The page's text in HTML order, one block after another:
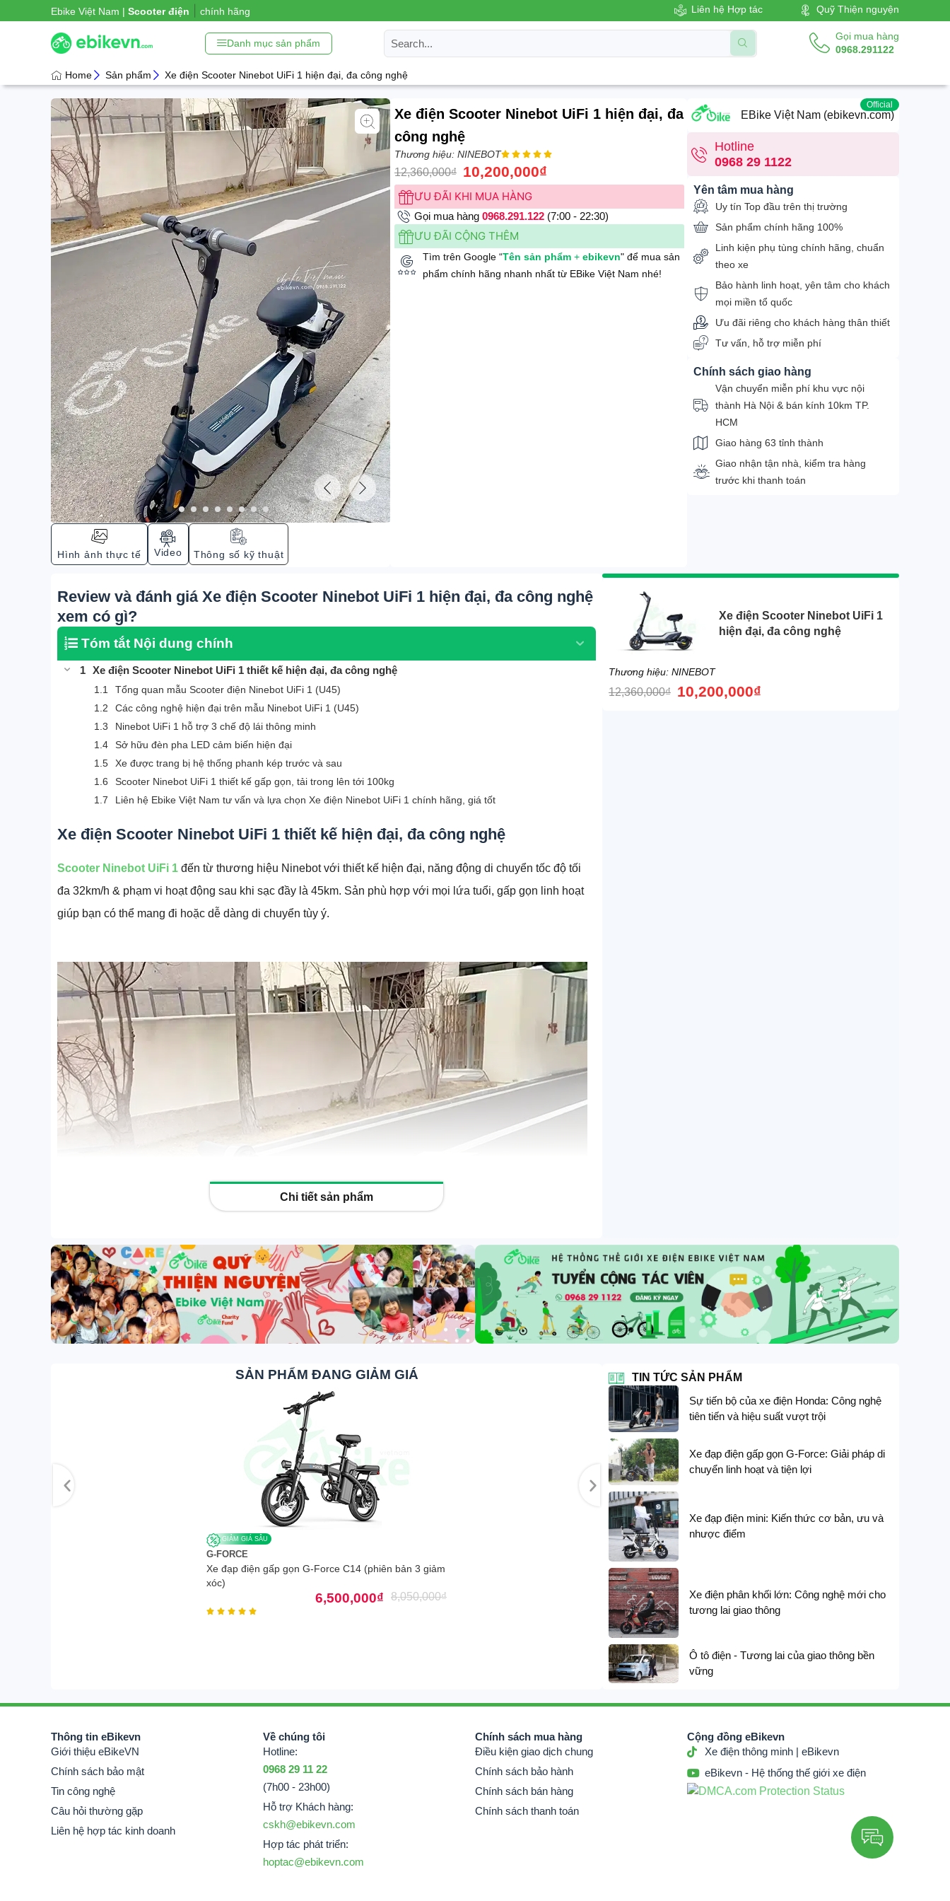
Ebike Việt Nam | Xe đạp trợ lự chính hãng Liên hệ Hợp tác Quỹ Thiện nguyện
Danh mục sản phẩm
Tất cả sản phẩm
Xe đạp trợ lực G-Force
Xe đạp trợ lực Coswheel
Xe đạp trợ lực Phoenix
Xe đạp trợ lực điện khác
eScooter | Scooter sân
GOLF
Xe điện 3 & 4 bánh
Xe đạp | Xe đạp gấp
Phụ kiện xe
Gọi mua hàng
0968.291122
Home Sản phẩm Xe điện Scooter Ninebot UiFi 1 hiện đại, đa công nghệ
Hình ảnh thực tế Video Thông số kỹ thuật
Xe điện Scooter Ninebot UiFi 1 hiện đại, đa
công nghệ
Thương hiệu: NINEBOT    
12,360,000₫ 10,200,000₫
ƯU ĐÃI KHI MUA HÀNG
Gọi mua hàng 0968.291.122(7:00 - 22:30)
ƯU ĐÃI CỘNG THÊM
Tìm trên Google “Tên sản phẩm + ebikevn" để mua sản
phẩm chính hãng nhanh nhất từ EBike Việt Nam nhé!
EBike Việt Nam (ebikevn.com)
Official
Hotline
0968 29 1122
Yên tâm mua hàng
Uy tín Top đầu trên thị trường
Sản phẩm chính hãng 100%
Linh kiện phụ tùng chính hãng, chuẩn
theo xe
Bảo hành linh hoạt, yên tâm cho khách
mọi miền tổ quốc
Ưu đãi riêng cho khách hàng thân thiết
Tư vấn, hỗ trợ miễn phí
Chính sách giao hàng
Vận chuyển miễn phí khu vực nội
thành Hà Nội & bán kính 10km TP.
HCM
Giao hàng 63 tỉnh thành
Giao nhận tận nhà, kiểm tra hàng
trước khi thanh toán
Review và đánh giá Xe điện Scooter Ninebot UiFi 1 hiện đại, đa công nghệ
xem có gì?
Tóm tắt Nội dung chính
Xe điện Scooter Ninebot UiFi 1 thiết kế hiện đại, đa công nghệ
Tổng quan mẫu Scooter điện Ninebot UiFi 1 (U45)
Các công nghệ hiện đại trên mẫu Ninebot UiFi 1 (U45)
Ninebot UiFi 1 hỗ trợ 3 chế độ lái thông minh
Sở hữu đèn pha LED cảm biến hiện đại
Xe được trang bị hệ thống phanh kép trước và sau
Scooter Ninebot UiFi 1 thiết kế gấp gọn, tải trong lên tới 100kg
Liên hệ Ebike Việt Nam tư vấn và lựa chọn Xe điện Ninebot UiFi 1 chính hãng, giá tốt
Xe điện Scooter Ninebot UiFi 1 thiết kế hiện đại, đa công nghệ
Scooter Ninebot UiFi 1 đến từ thương hiệu Ninebot với thiết kế hiện đại, năng động di chuyển tốc độ tối
đa 32km/h & phạm vi hoạt động sau khi sạc đầy là 45km. Sản phù hợp với mọi lứa tuổi, gấp gọn linh hoạt
giúp bạn có thể mang đi hoặc dễ dàng di chuyển tùy ý.
Chi tiết sản phẩm
Xe điện Scooter Ninebot UiFi 1
hiện đại, đa công nghệ
Thương hiệu: NINEBOT
12,360,000₫ 10,200,000₫
SẢN PHẨM ĐANG GIẢM GIÁ
GIẢM GIÁ SÂU
G-FORCE
Xe đạp điện gấp gọn G-Force C14 (phiên bản 3 giảm
xóc)
8,050,000₫
6,500,000₫
    
14,200,000
  
TIN TỨC SẢN PHẨM
Sự tiến bộ của xe điện Honda: Công nghệ
tiên tiến và hiệu suất vượt trội
Xe đạp điện gấp gọn G-Force: Giải pháp di
chuyển linh hoạt và tiện lợi
Xe đạp điện mini: Kiến thức cơ bản, ưu và
nhược điểm
Xe điện phân khối lớn: Công nghệ mới cho
tương lai giao thông
Ô tô điện - Tương lai của giao thông bền
vững
Thông tin eBikevn
Giới thiệu eBikeVN
Chính sách bảo mật
Tin công nghệ
Câu hỏi thường gặp
Liên hệ hợp tác kinh doanh
Về chúng tôi
Hotline:
0968 29 11 22
(7h00 - 23h00)
Hỗ trợ Khách hàng:
cskh@ebikevn.com
Hợp tác phát triển:
hoptac@ebikevn.com
Chính sách mua hàng
Điều kiện giao dịch chung
Chính sách bảo hành
Chính sách bán hàng
Chính sách thanh toán
Cộng đồng eBikevn
Xe điện thông minh | eBikevn
eBikevn - Hệ thống thế giới xe điện